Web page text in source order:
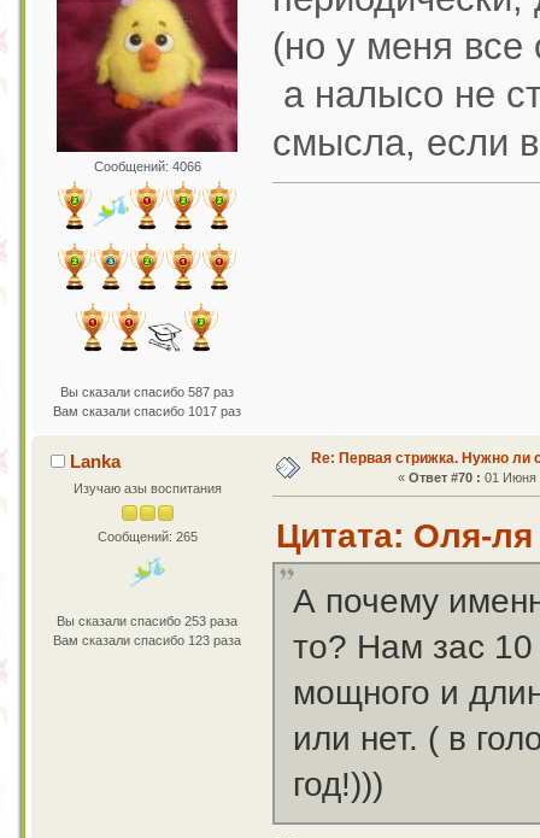
Сообщений: 4066
Вы сказали спасибо 587 раз
Вам сказали спасибо 1017 раз
(но у меня все
а налысо не
смысла, если
Lanka
Изучаю азы воспитания
Сообщений: 265
Вы сказали спасибо 253 раза
Вам сказали спасибо 123 раза
Re: Первая стрижка. Нужно ли
« Ответ #70 : 01 Июня
Цитата: Оля-
А почему
то? Нам зас
мощного и
или нет. ( в
год!)))